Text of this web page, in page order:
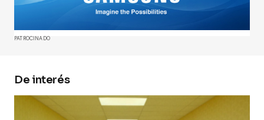
Comment*
Your Name
PATROCINADO
De interés